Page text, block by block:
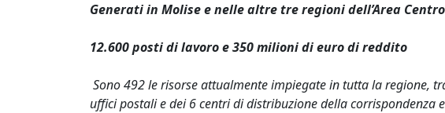
Generati in Molise e nelle altre tre regioni dell’Area
12.600 posti di lavoro e 350 milioni di euro di reddito
Sono 492 le risorse attualmente impiegate in tutta la regione,
uffici postali e dei 6 centri di distribuzione della corrispondenza